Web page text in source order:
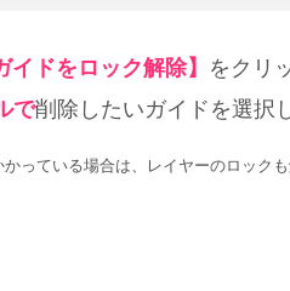
ドをロック解除】 をクリ
で削除したいガイドを選択
っている場合は、レイヤーのロック